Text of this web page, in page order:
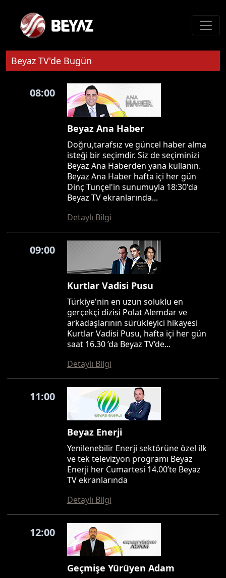
Beyaz TV'de Bugün
08:00
Beyaz Ana Haber
Doğru,tarafsız ve güncel haber alma
isteği bir seçimdir. Siz de seçiminizi
Beyaz Ana Haberden yana kullanın.
Beyaz Ana Haber hafta içi her gün
Dinç Tunçel'in sunumuyla 18:30'da
Beyaz TV ekranlarında...
Detaylı Bilgi
09:00
Kurtlar Vadisi Pusu
Türkiye'nin en uzun soluklu en
gerçekçi dizisi Polat Alemdar ve
arkadaşlarının sürükleyici hikayesi
Kurtlar Vadisi Pusu, hafta içi her gün
saat 16.30 ’da Beyaz TV’de...
Detaylı Bilgi
11:00
Beyaz Enerji
Yenilenebilir Enerji sektörüne özel ilk
ve tek televizyon programı Beyaz
Enerji her Cumartesi 14.00’te Beyaz
TV ekranlarında
Detaylı Bilgi
12:00
Geçmişe Yürüyen Adam